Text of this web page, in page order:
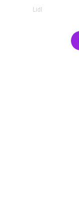
Lidl